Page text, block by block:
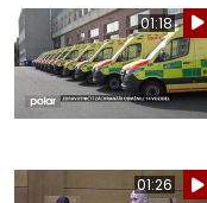
01:18
01:26